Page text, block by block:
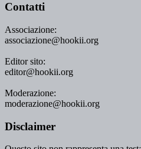
Contatti
Associazione:
associazione@hookii.org
Editor sito:
editor@hookii.org
Moderazione:
moderazione@hookii.org
Disclaimer